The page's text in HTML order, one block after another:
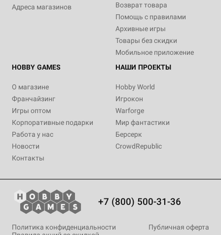
Адреса магазинов
Возврат товара
Помощь с правилами
Архивные игры
Товары без скидки
Мобильное приложение
HOBBY GAMES
О магазине
Франчайзинг
Игры оптом
Корпоративные подарки
Работа у нас
Новости
Контакты
НАШИ ПРОЕКТЫ
Hobby World
Игрокон
Warforge
Мир фантастики
Берсерк
CrowdRepublic
+7 (800) 500-31-36
Политика конфиденциальности
Публичная оферта